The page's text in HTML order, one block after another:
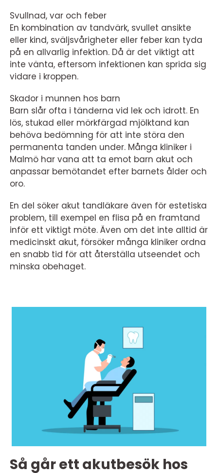
Svullnad, var och feber
En kombination av tandvärk, svullet ansikte
eller kind, sväljsvårigheter eller feber kan tyda
på en allvarlig infektion. Då är det viktigt att
inte vänta, eftersom infektionen kan sprida sig
vidare i kroppen.
Skador i munnen hos barn
Barn slår ofta i tänderna vid lek och idrott. En
lös, stukad eller mörkfärgad mjölktand kan
behöva bedömning för att inte störa den
permanenta tanden under. Många kliniker i
Malmö har vana att ta emot barn akut och
anpassar bemötandet efter barnets ålder och
oro.
En del söker akut tandläkare även för estetiska
problem, till exempel en flisa på en framtand
inför ett viktigt möte. Även om det inte alltid är
medicinskt akut, försöker många kliniker ordna
en snabb tid för att återställa utseendet och
minska obehaget.
Så går ett akutbesök hos